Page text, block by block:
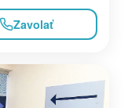
Zavolať